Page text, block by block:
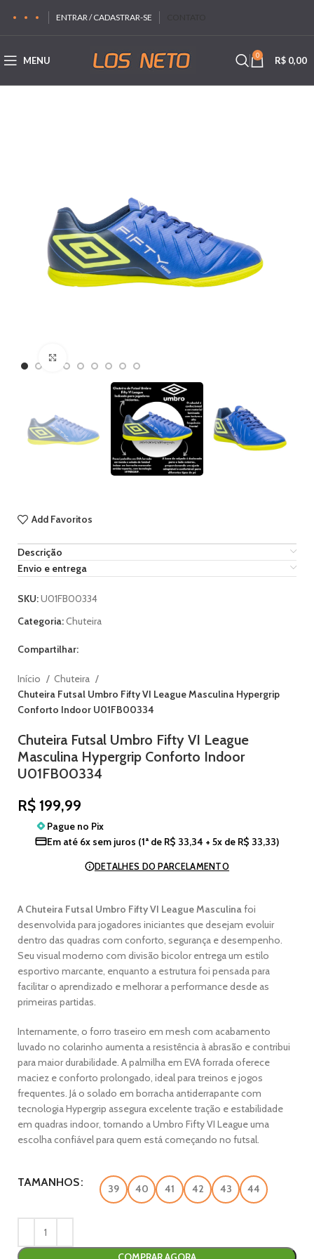
ENTRAR / CADASTRAR-SE
MENU 0 R$ 0,00
Add Favoritos
Descrição
Envio e entrega
SKU:U01FB00334
Categoria:Chuteira
Compartilhar:
Início
Chuteira
Chuteira Futsal Umbro Fifty VI League Masculina Hypergrip
Conforto Indoor U01FB00334
Chuteira Futsal Umbro Fifty VI League
Masculina Hypergrip Conforto Indoor
U01FB00334
R$199,99
Pague no Pix
Em até 6x sem juros (1ª de R$ 33,34 + 5x de R$ 33,33)
DETALHES DO PARCELAMENTO
A Chuteira Futsal Umbro Fifty VI League Masculinafoi
desenvolvida para jogadores iniciantes que desejam evoluir
dentro das quadras com conforto, segurança e desempenho.
Seu visual moderno com divisão bicolor entrega um estilo
esportivo marcante, enquanto a estrutura foi pensada para
facilitar o aprendizado e melhorar a performance desde as
primeiras partidas.
Internamente, o forro traseiro em mesh com acabamento
luvado no colarinho aumenta a resistência à abrasão e contribui
para maior durabilidade. A palmilha em EVA forrada oferece
maciez e conforto prolongado, ideal para treinos e jogos
frequentes. Já o solado em borracha antiderrapante com
tecnologia Hypergrip assegura excelente tração e estabilidade
em quadras indoor, tornando a Umbro Fifty VI League uma
escolha confiável para quem está começando no futsal.
TAMANHOS
39 40 41 42 43 44